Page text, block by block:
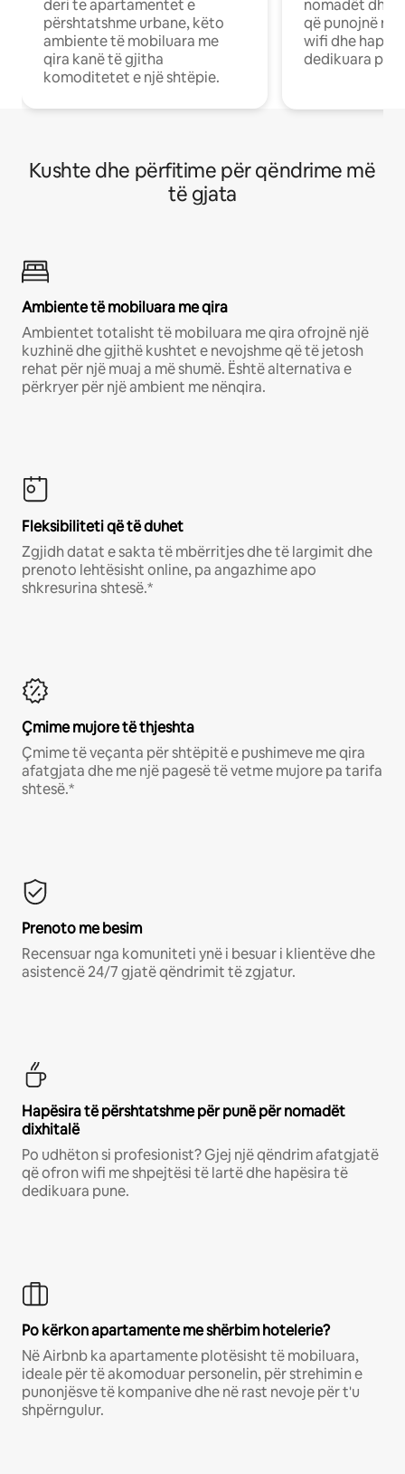
deri te apartamentet e
përshtatshme urbane, këto
ambiente të mobiluara me
qira kanë të gjitha
komoditetet e një shtëpie.
nomadët dhe
që punojnë në
wifi dhe
dedikuara
Kushte dhe përfitime për qëndrime më
të gjata
Ambiente të mobiluara me qira
Ambientet totalisht të mobiluara me qira ofrojnë një
kuzhinë dhe gjithë kushtet e nevojshme që të jetosh
rehat për një muaj a më shumë. Është alternativa e
përkryer për një ambient me nënqira.
Fleksibiliteti që të duhet
Zgjidh datat e sakta të mbërritjes dhe të largimit dhe
prenoto lehtësisht online, pa angazhime apo
shkresurina shtesë.*
Çmime mujore të thjeshta
Çmime të veçanta për shtëpitë e pushimeve me qira
afatgjata dhe me një pagesë të vetme mujore pa tarifa
shtesë.*
Prenoto me besim
Recensuar nga komuniteti ynë i besuar i klientëve dhe
asistencë 24/7 gjatë qëndrimit të zgjatur.
Hapësira të përshtatshme për punë për nomadët
dixhitalë
Po udhëton si profesionist? Gjej një qëndrim afatgjatë
që ofron wifi me shpejtësi të lartë dhe hapësira të
dedikuara pune.
Po kërkon apartamente me shërbim hotelerie?
Në Airbnb ka apartamente plotësisht të mobiluara,
ideale për të akomoduar personelin, për strehimin e
punonjësve të kompanive dhe në rast nevoje për t'u
shpërngulur.